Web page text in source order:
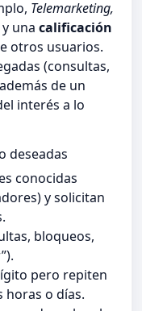
Telemarketing,
y una calificación
otros usuarios.
(consultas,
de un
interés a lo
deseadas
conocidas
y solicitan
bloqueos,
pero repiten
horas o días.